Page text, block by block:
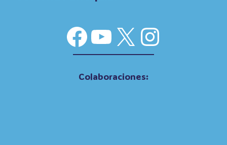
Facebook
YouTube
X
Colaboraciones: